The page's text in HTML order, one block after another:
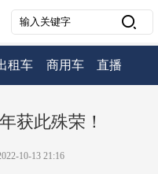
租车 商用车 直播
获此殊荣！
10-13 21:16